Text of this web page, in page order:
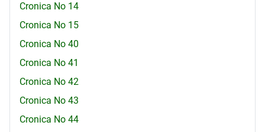
Cronica No 14
Cronica No 15
Cronica No 40
Cronica No 41
Cronica No 42
Cronica No 43
Cronica No 44